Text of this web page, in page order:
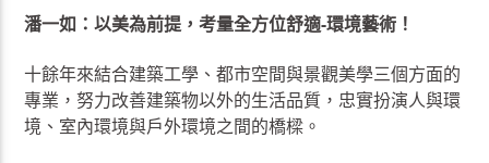
潘一如：以美為前提，考量全方位舒適-環境藝術！
十餘年來結合建築工學、都市空間與景觀美學三個方面的
專業，努力改善建築物以外的生活品質，忠實扮演人與環
境、室內環境與戶外環境之間的橋樑。